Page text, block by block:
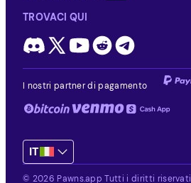
TROVACI QUI
I nostri partner di pagamento
IT
© 2026 Pawns.app Tutti i diritti riservati